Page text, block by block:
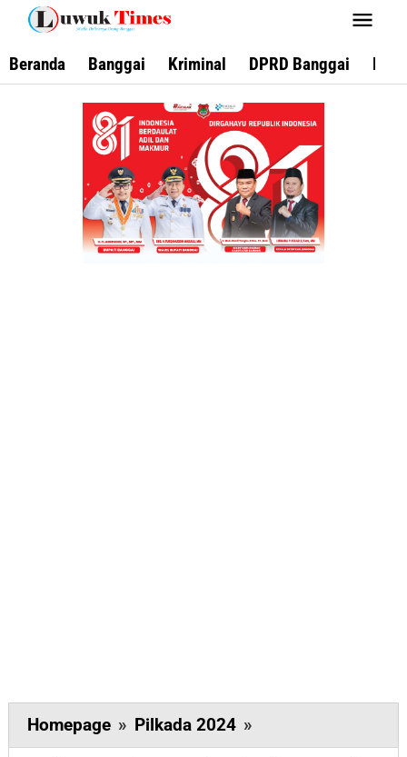
Lewati
konten
Beranda Banggai Kriminal DPRD Banggai
Homepage » Pilkada 2024 »
Bupati